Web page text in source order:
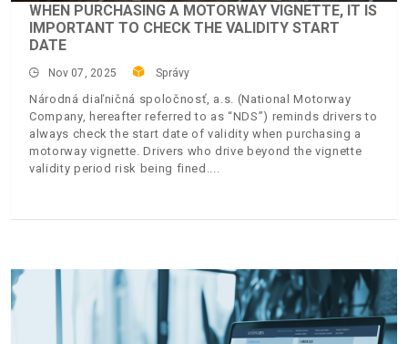
WHEN PURCHASING A MOTORWAY VIGNETTE, IT IS
IMPORTANT TO CHECK THE VALIDITY START
DATE
Nov 07, 2025 Správy
Národná diaľničná spoločnosť, a.s. (National Motorway
Company, hereafter referred to as “NDS”) reminds drivers to
always check the start date of validity when purchasing a
motorway vignette. Drivers who drive beyond the vignette
validity period risk being fined.